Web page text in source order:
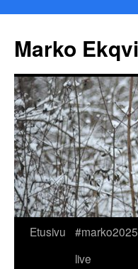
Marko
Siirry
Etusivu
live